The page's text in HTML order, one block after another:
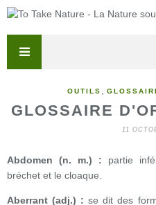
OUTILS
GLOSSAIRE
11
Abdomen (n. m.) : partie
bréchet et le cloaque.
Aberrant (adj.) : se dit des